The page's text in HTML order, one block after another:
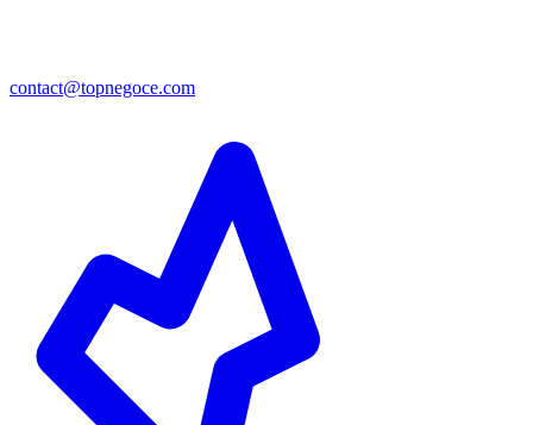
contact@topnegoce.com